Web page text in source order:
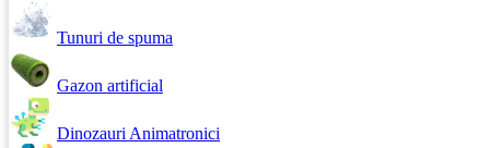
Tunuri de spuma
Gazon artificial
Dinozauri Animatronici